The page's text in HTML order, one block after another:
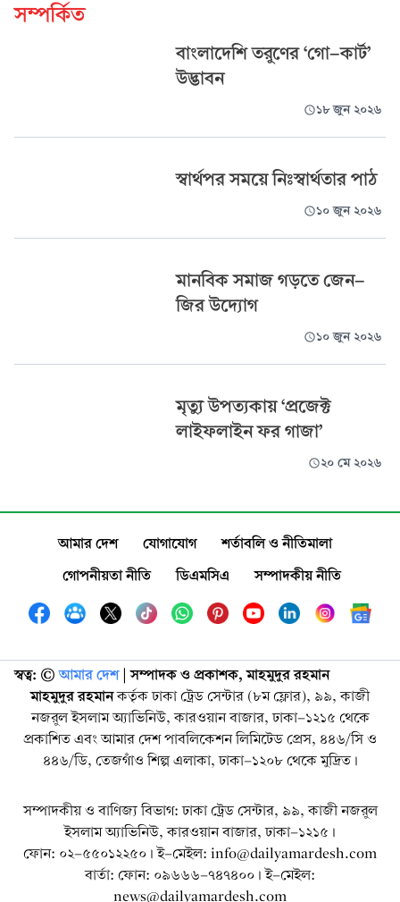
সম্পর্কিত
বাংলাদেশি তরুণের ‘গো-কার্ট’
উদ্ভাবন
১৮ জুন ২০২৬
স্বার্থপর সময়ে নিঃস্বার্থতার পাঠ
১০ জুন ২০২৬
মানবিক সমাজ গড়তে জেন-
জির উদ্যোগ
১০ জুন ২০২৬
মৃত্যু উপত্যকায় ‘প্রজেক্ট
লাইফলাইন ফর গাজা’
২০ মে ২০২৬
আমার দেশ যোগাযোগ
শর্তাবলি ও নীতিমালা
গোপনীয়তা নীতি
ডিএমসিএ সম্পাদকীয় নীতি
স্বত্ব: ©️ আমার দেশ| সম্পাদক ও প্রকাশক, মাহমুদুর রহমান
মাহমুদুর রহমানকর্তৃক ঢাকা ট্রেড সেন্টার (৮ম ফ্লোর), ৯৯, কাজী
নজরুল ইসলাম অ্যাভিনিউ, কারওয়ান বাজার, ঢাকা-১২১৫ থেকে
প্রকাশিত এবং আমার দেশ পাবলিকেশন লিমিটেড প্রেস, ৪৪৬/সি ও
৪৪৬/ডি, তেজগাঁও শিল্প এলাকা, ঢাকা-১২০৮ থেকে মুদ্রিত।
সম্পাদকীয় ও বাণিজ্য বিভাগ: ঢাকা ট্রেড সেন্টার, ৯৯, কাজী নজরুল
ইসলাম অ্যাভিনিউ, কারওয়ান বাজার, ঢাকা-১২১৫।
ফোন: ০২-৫৫০১২২৫০। ই-মেইল: info@dailyamardesh.com
বার্তা: ফোন: ০৯৬৬৬-৭৪৭৪০০। ই-মেইল:
news@dailyamardesh.com